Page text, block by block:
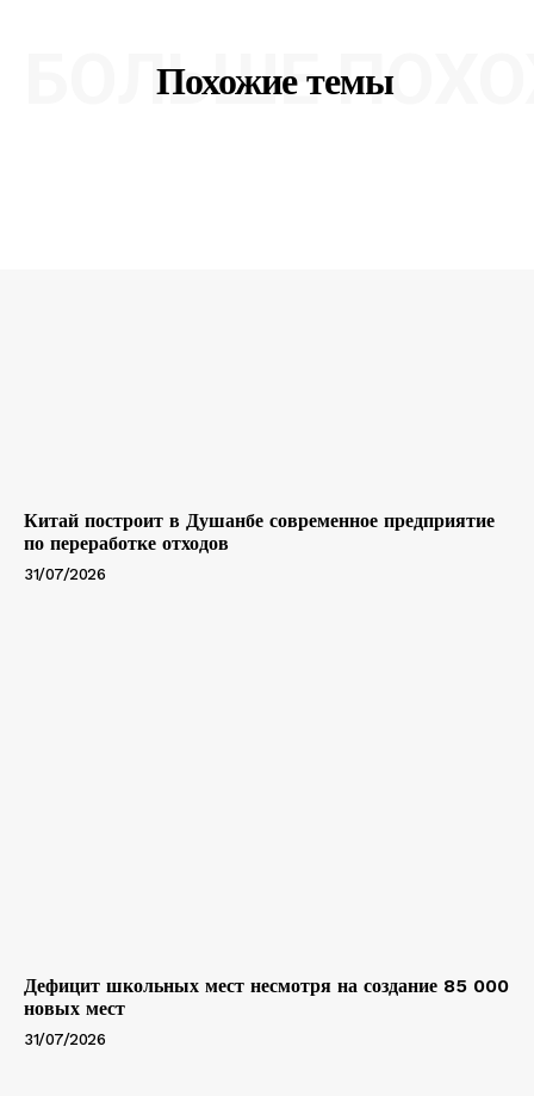
Похожие темы
БОЛЬШЕ
Китай построит в Душанбе современное предприятие
по переработке отходов
31/07/2026
Дефицит школьных мест несмотря на создание 85 000
новых мест
31/07/2026